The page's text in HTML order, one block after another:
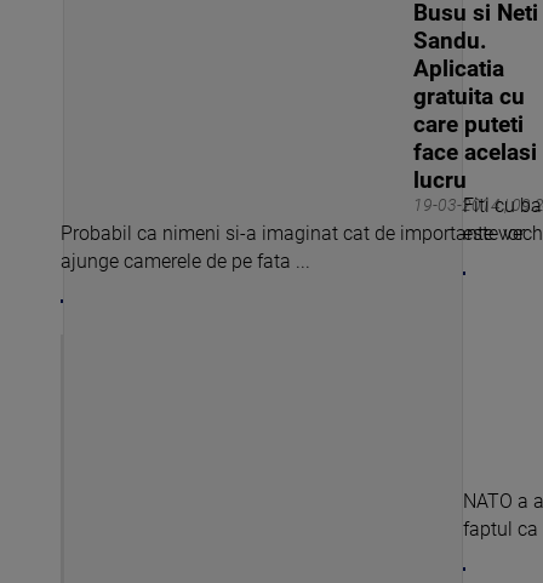
19-03-2014 |
Busu si Neti
Sandu.
Aplicatia
gratuita cu
care puteti
face acelasi
lucru
Probabil ca nimeni si-a imaginat cat de importante vor
ajunge camerele de pe fata ...
Fiti cu
este
NATO a
faptul ca